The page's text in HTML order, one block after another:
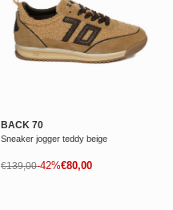
BACK 70
Sneaker jogger teddy beige
Prezzo di vendita
€80,00
Prezzo normale
€139,00-42%